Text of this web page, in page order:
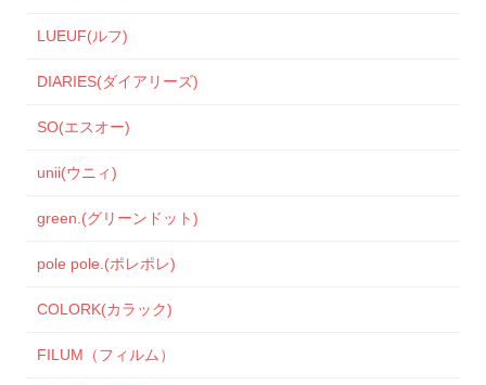
LUEUF(ルフ)
DIARIES(ダイアリーズ)
SO(エスオー)
unii(ウニィ)
green.(グリーンドット)
pole pole.(ポレポレ)
COLORK(カラック)
FILUM（フィルム）